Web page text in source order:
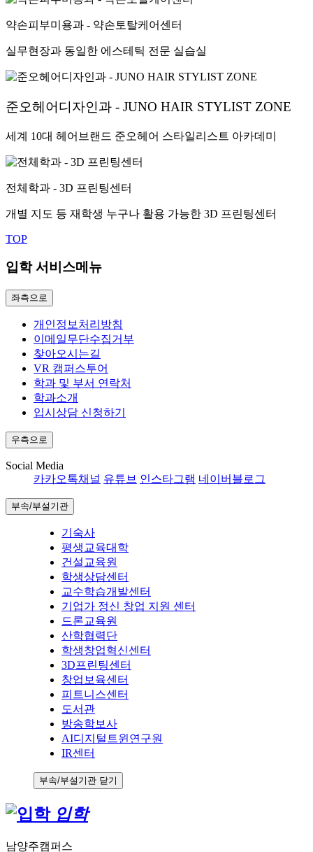
약손피부미용과 - 약손토탈케어센터
실무현장과 동일한 에스테틱 전문 실습실
준오헤어디자인과 - JUNO HAIR STYLIST ZONE
세계 10대 헤어브랜드 준오헤어 스타일리스트 아카데미
전체학과 - 3D 프린팅센터
개별 지도 등 재학생 누구나 활용 가능한 3D 프린팅센터
TOP
입학 서비스메뉴
좌측으로
개인정보처리방침
이메일무단수집거부
찾아오시는길
VR 캠퍼스투어
학과 및 부서 연락처
학과소개
입시상담 신청하기
우측으로
Social Media
카카오톡채널 유튜브 인스타그램 네이버블로그
부속/부설기관
기숙사
평생교육대학
건설교육원
학생상담센터
교수학습개발센터
기업가 정신 창업 지원 센터
드론교육원
산학협력단
학생창업혁신센터
3D프린팅센터
창업보육센터
피트니스센터
도서관
방송학보사
AI디지털트윈연구원
IR센터
부속/부설기관 닫기
입학
남양주캠퍼스